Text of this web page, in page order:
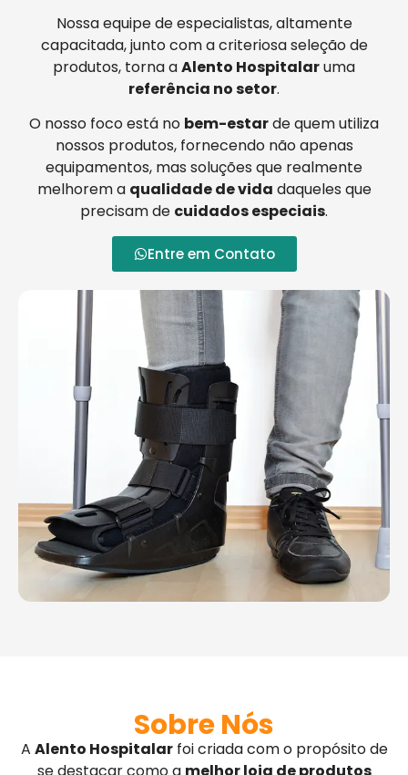
Nossa equipe de especialistas, altamente
capacitada, junto com a criteriosa seleção de
produtos, torna aAlento Hospitalaruma
referência no setor.
O nosso foco está no bem-estarde quem utiliza
nossos produtos, fornecendo não apenas
equipamentos, mas soluções que realmente
melhorem a qualidade de vida daqueles que
precisam de cuidados especiais.
Entre em Contato
Sobre Nós
A Alento Hospitalarfoi criada com o propósito de